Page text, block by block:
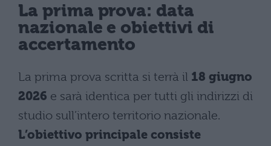
La prima prova: data
nazionale e obiettivi di
accertamento
La prima prova scritta si terrà il 18 giugno
2026 e sarà identica per tutti gli indirizzi di
studio sull’intero territorio nazionale.
L’obiettivo principale consiste